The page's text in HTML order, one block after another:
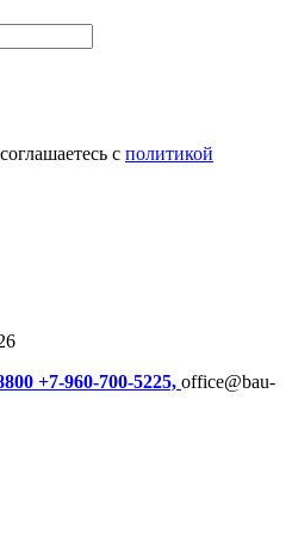
с политикой
+7-960-700-5225, office@bau-